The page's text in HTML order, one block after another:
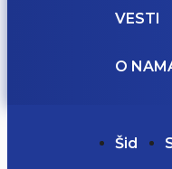
VESTI
O
Šid